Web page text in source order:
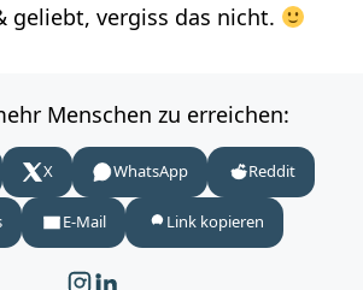
geliebt, vergiss das nicht.
Menschen zu erreichen:
X WhatsApp Reddit
E-Mail Link kopieren